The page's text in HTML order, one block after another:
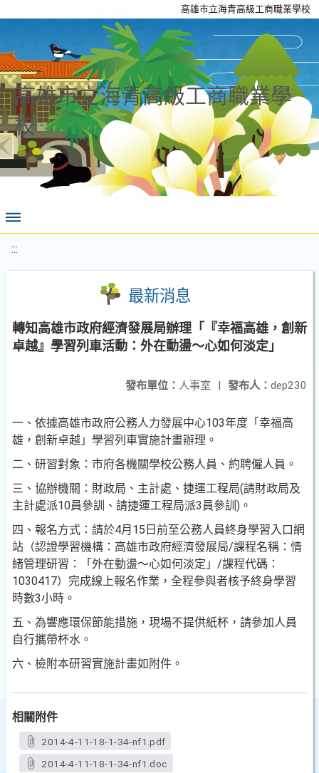
高雄市立海青高級工商職業學校
高雄市立海青高級工商職業學
校
:::
最新消息
轉知高雄市政府經濟發展局辦理「『幸福高雄，創新
卓越』學習列車活動：外在動盪～心如何淡定」
發布人： dep230
發布單位： 人事室 |
一、依據高雄市政府公務人力發展中心103年度「幸福高
雄， 創新卓越」學習列車實施計畫辦理。
二、研習對象：市府各機關學校公務人員、約聘僱人員。
三、協辦機關：財政局、主計處、捷運工程局(請財政局及
主計處派10員參訓、請捷運工程局派3員參訓)。
四、報名方式：請於4月15日前至公務人員終身學習入口網
站 （認證學習機構：高雄市政府經濟發展局/課程名稱：情
緒管理研習：「外在動盪～心如何淡定」/課程代碼：
1030417）完成線上報名作業，全程參與者核予終身學習
時數3小時。
五、為響應環保節能措施，現場不提供紙杯，請參加人員
自行攜帶杯水。
六、檢附本研習實施計畫如附件。
相關附件
2014-4-11-18-1-34-nf1.pdf
2014-4-11-18-1-34-nf1.doc